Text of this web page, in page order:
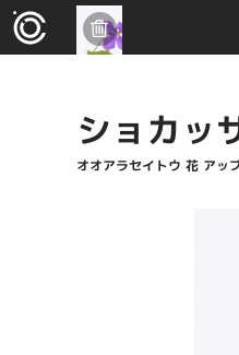
ショカ
オオアラセイトウ 花 アッ